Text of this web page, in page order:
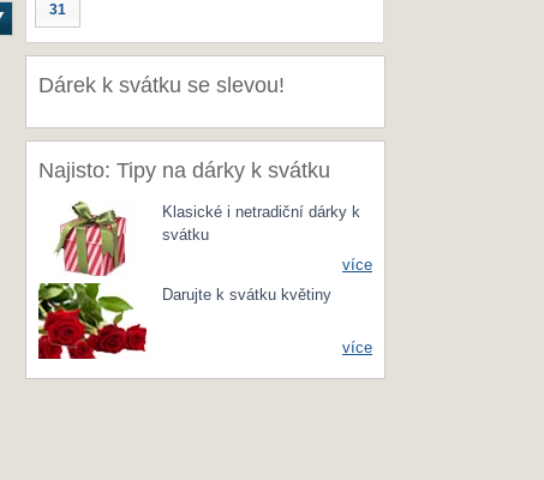
31
Dárek k svátku se slevou!
Najisto: Tipy na dárky k svátku
Klasické i netradiční dárky k
svátku
více
Darujte k svátku květiny
více